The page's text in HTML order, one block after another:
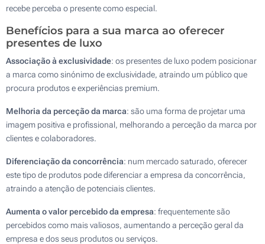
recebe perceba o presente como especial.
Benefícios para a sua marca ao oferecer
presentes de luxo
Associação à exclusividade: os presentes de luxo podem posicionar
a marca como sinónimo de exclusividade, atraindo um público que
procura produtos e experiências premium.
Melhoria da perceção da marca: são uma forma de projetar uma
imagem positiva e profissional, melhorando a perceção da marca por
clientes e colaboradores.
Diferenciação da concorrência: num mercado saturado, oferecer
este tipo de produtos pode diferenciar a empresa da concorrência,
atraindo a atenção de potenciais clientes.
Aumenta o valor percebido da empresa: frequentemente são
percebidos como mais valiosos, aumentando a perceção geral da
empresa e dos seus produtos ou serviços.